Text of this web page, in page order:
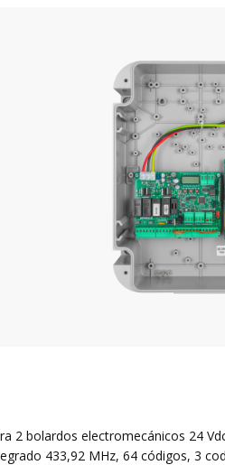
2 bolardos electromecánicos 24
433,92 MHz, 64 códigos, 3